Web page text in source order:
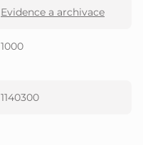
Evidence a archivace
1000
1140300